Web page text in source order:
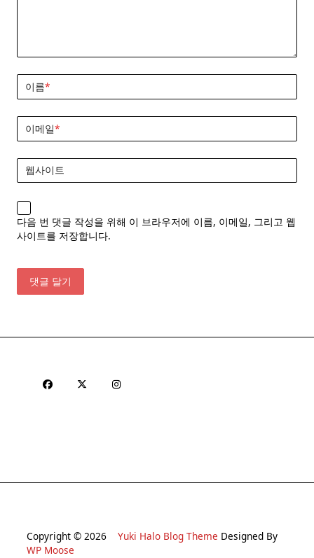
이름*
이메일*
웹사이트
다음 번 댓글 작성을 위해 이 브라우저에 이름, 이메일, 그리고 웹
사이트를 저장합니다.
Copyright © 2026 Yuki Halo Blog Theme Designed By
WP Moose